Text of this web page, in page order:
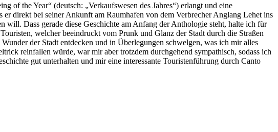
of the Year“ (deutsch: „Verkaufswesen des Jahres“) erlangt und eine
direkt bei seiner Ankunft am Raumhafen von dem Verbrecher Anglang Lehet ins
Dass gerade diese Geschichte am Anfang der Anthologie steht, halte ich für
welcher beeindruckt vom Prunk und Glanz der Stadt durch die Straßen
der Stadt entdecken und in Überlegungen schwelgen, was ich mir alles
reinfallen würde, war mir aber trotzdem durchgehend sympathisch, sodass ich
gut unterhalten und mir eine interessante Touristenführung durch Canto